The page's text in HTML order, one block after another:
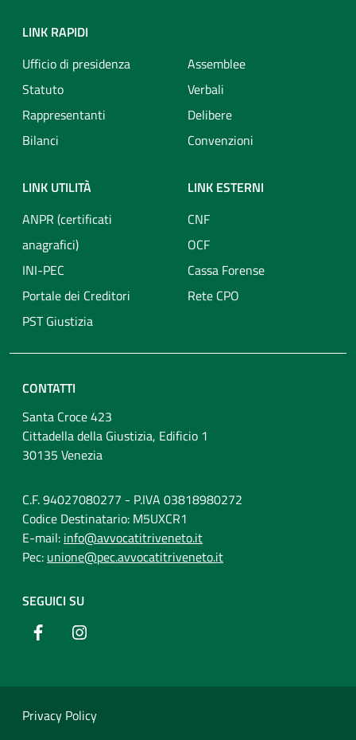
LINK RAPIDI
Ufficio di presidenza
Statuto
Rappresentanti
Bilanci
Assemblee
Verbali
Delibere
Convenzioni
LINK UTILITÀ
ANPR (certificati
anagrafici)
INI-PEC
Portale dei Creditori
PST Giustizia
LINK ESTERNI
CNF
OCF
Cassa Forense
Rete CPO
CONTATTI
Santa Croce 423
Cittadella della Giustizia, Edificio 1
30135 Venezia
C.F. 94027080277 - P.IVA 03818980272
Codice Destinatario: M5UXCR1
E-mail: info@avvocatitriveneto.it
Pec: unione@pec.avvocatitriveneto.it
SEGUICI SU
Privacy Policy